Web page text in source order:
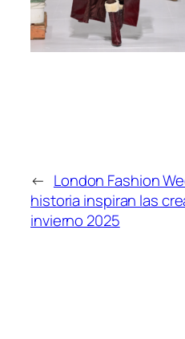
← London Fashion
historia inspiran las
invierno 2025